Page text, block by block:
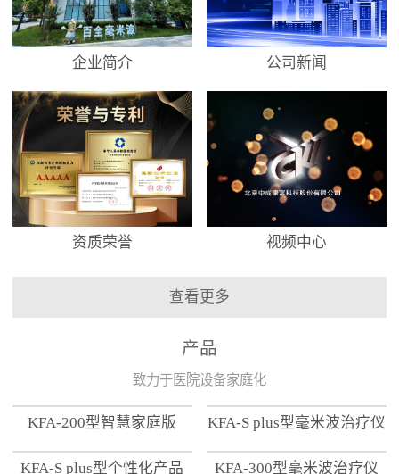
企业简介 公司新闻
资质荣誉 视频中心
查看更多
产品
致力于医院设备家庭化
KFA-200型智慧家庭版 KFA-S plus型毫米波治疗仪
KFA-S plus型个性化产品
KFA-300型毫米波治疗仪